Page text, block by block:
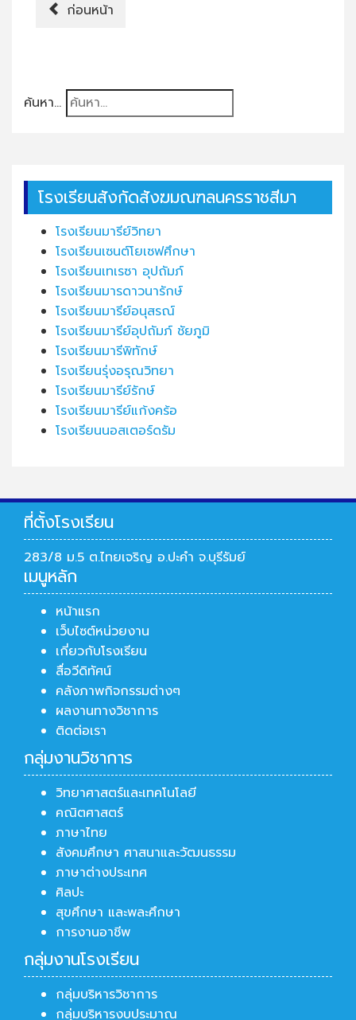
ก่อนหน้า
ค้นหา...
โรงเรียนสังกัดสังฆมณฑลนครราชสีมา
โรงเรียนมารีย์วิทยา
โรงเรียนเซนต์โยเซฟศึกษา
โรงเรียนเทเรซา อุปถัมภ์
โรงเรียนมารดาวนารักษ์
โรงเรียนมารีย์อนุสรณ์
โรงเรียนมารีย์อุปถัมภ์ ชัยภูมิ
โรงเรียนมารีพิทักษ์
โรงเรียนรุ่งอรุณวิทยา
โรงเรียนมารีย์รักษ์
โรงเรียนมารีย์แก้งคร้อ
โรงเรียนนอสเตอร์ดรัม
ที่ตั้งโรงเรียน
283/8 ม.5 ต.ไทยเจริญ อ.ปะคำ จ.บุรีรัมย์
เมนูหลัก
หน้าแรก
เว็บไซต์หน่วยงาน
เกี่ยวกับโรงเรียน
สื่อวีดิทัศน์
คลังภาพกิจกรรมต่างๆ
ผลงานทางวิชาการ
ติดต่อเรา
กลุ่มงานวิชาการ
วิทยาศาสตร์และเทคโนโลยี
คณิตศาสตร์
ภาษาไทย
สังคมศึกษา ศาสนาและวัฒนธรรม
ภาษาต่างประเทศ
ศิลปะ
สุขศึกษา และพละศึกษา
การงานอาชีพ
กลุ่มงานโรงเรียน
กลุ่มบริหารวิชาการ
กลุ่มบริหารงบประมาณ